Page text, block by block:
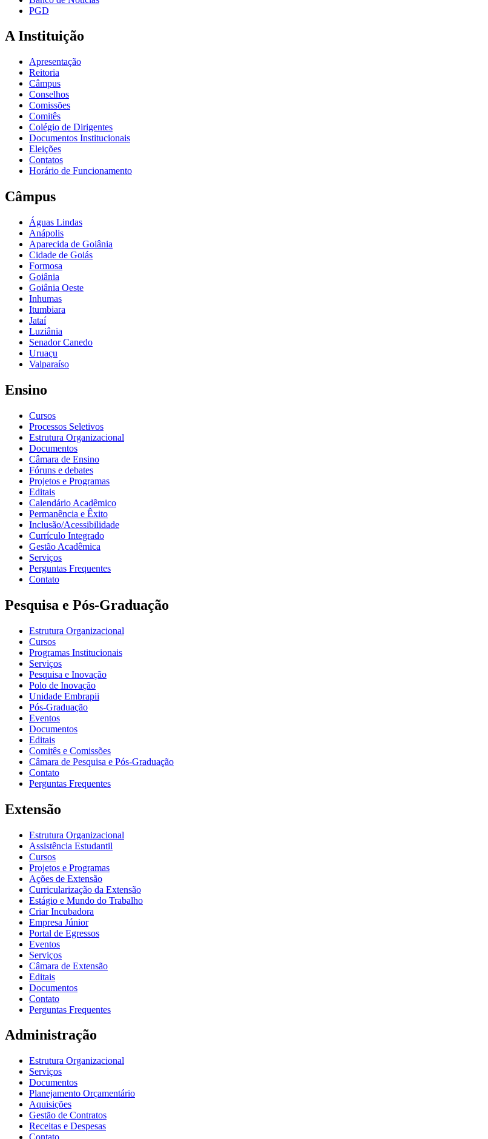
PGD
A Instituição
Apresentação
Reitoria
Câmpus
Conselhos
Comissões
Comitês
Colégio de Dirigentes
Documentos Institucionais
Eleições
Contatos
Horário de Funcionamento
Câmpus
Águas Lindas
Anápolis
Aparecida de Goiânia
Cidade de Goiás
Formosa
Goiânia
Goiânia Oeste
Inhumas
Itumbiara
Jataí
Luziânia
Senador Canedo
Uruaçu
Valparaíso
Ensino
Cursos
Processos Seletivos
Estrutura Organizacional
Documentos
Câmara de Ensino
Fóruns e debates
Projetos e Programas
Editais
Calendário Acadêmico
Permanência e Êxito
Inclusão/Acessibilidade
Currículo Integrado
Gestão Acadêmica
Serviços
Perguntas Frequentes
Contato
Pesquisa e Pós-Graduação
Estrutura Organizacional
Cursos
Programas Institucionais
Serviços
Pesquisa e Inovação
Polo de Inovação
Unidade Embrapii
Pós-Graduação
Eventos
Documentos
Editais
Comitês e Comissões
Câmara de Pesquisa e Pós-Graduação
Contato
Perguntas Frequentes
Extensão
Estrutura Organizacional
Assistência Estudantil
Cursos
Projetos e Programas
Ações de Extensão
Curricularização da Extensão
Estágio e Mundo do Trabalho
Criar Incubadora
Empresa Júnior
Portal de Egressos
Eventos
Serviços
Câmara de Extensão
Editais
Documentos
Contato
Perguntas Frequentes
Administração
Estrutura Organizacional
Serviços
Documentos
Planejamento Orçamentário
Aquisições
Gestão de Contratos
Receitas e Despesas